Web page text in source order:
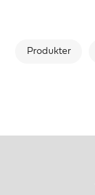
Produkter